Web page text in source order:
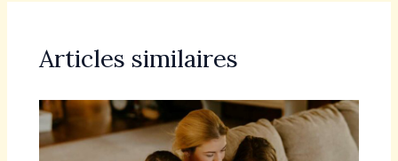
Articles similaires